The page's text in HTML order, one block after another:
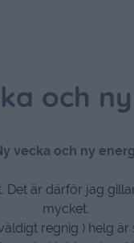
och
vecka och ny
Det är därför jag
mycket.
regnig ) helg